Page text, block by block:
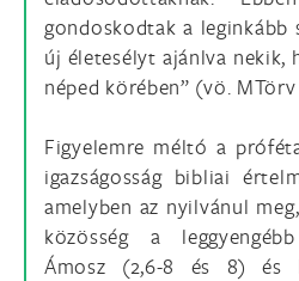
gondoskodtak a leginkább
új életesélyt ajánlva nekik,
néped körében” (vö. MTörv
Figyelemre méltó a
igazságosság bibliai
amelyben az nyilvánul
közösség a
Ámosz (2,6-8 és 8) és